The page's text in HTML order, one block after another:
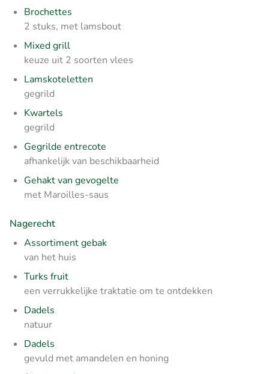
Brochettes
2 stuks, met lamsbout
Mixed grill
keuze uit 2 soorten vlees
Lamskoteletten
gegrild
Kwartels
gegrild
Gegrilde entrecote
afhankelijk van beschikbaarheid
Gehakt van gevogelte
met Maroilles-saus
Nagerecht
Assortiment gebak
van het huis
Turks fruit
een verrukkelijke traktatie om te ontdekken
Dadels
natuur
Dadels
gevuld met amandelen en honing